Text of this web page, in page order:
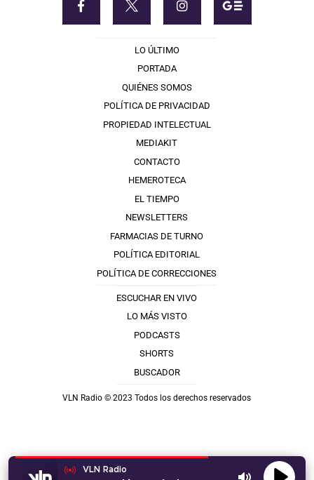
VLN Radio
LO ÚLTIMO
PORTADA
QUIÉNES SOMOS
POLÍTICA DE PRIVACIDAD
PROPIEDAD INTELECTUAL
MEDIAKIT
CONTACTO
HEMEROTECA
EL TIEMPO
NEWSLETTERS
FARMACIAS DE TURNO
POLÍTICA EDITORIAL
POLÍTICA DE CORRECCIONES
ESCUCHAR EN VIVO
LO MÁS VISTO
PODCASTS
SHORTS
BUSCADOR
VLN Radio © 2023 Todos los derechos reservados